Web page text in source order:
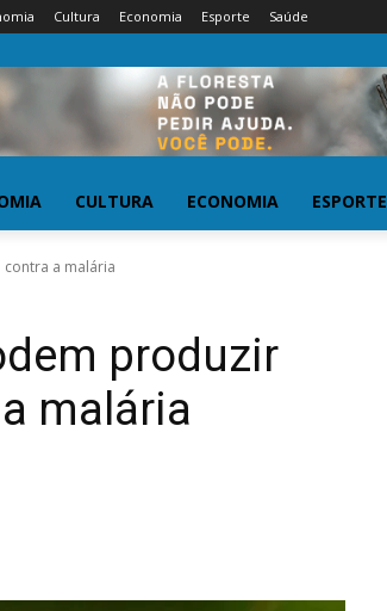
Cultura Economia Esporte Saúde
CULTURA ECONOMIA ESPORTE
a malária
produzir
malária